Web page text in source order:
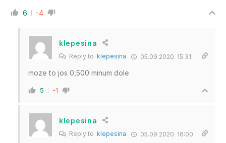
6 -4
klepesina
Reply to klepesina 05.09.2020. 15:31
moze to jos 0,500 minum dole
5 -1
klepesina
Reply to klepesina 05.09.2020. 16:00